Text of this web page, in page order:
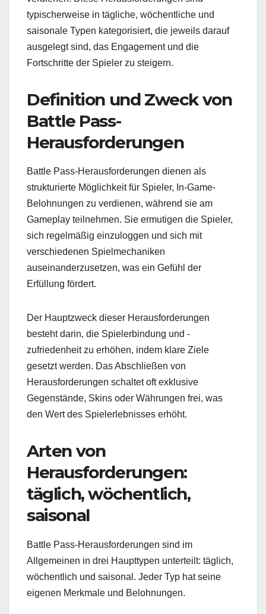
typischerweise in tägliche, wöchentliche und
saisonale Typen kategorisiert, die jeweils darauf
ausgelegt sind, das Engagement und die
Fortschritte der Spieler zu steigern.
Definition und Zweck von
Battle Pass-
Herausforderungen
Battle Pass-Herausforderungen dienen als
strukturierte Möglichkeit für Spieler, In-Game-
Belohnungen zu verdienen, während sie am
Gameplay teilnehmen. Sie ermutigen die Spieler,
sich regelmäßig einzuloggen und sich mit
verschiedenen Spielmechaniken
auseinanderzusetzen, was ein Gefühl der
Erfüllung fördert.
Der Hauptzweck dieser Herausforderungen
besteht darin, die Spielerbindung und -
zufriedenheit zu erhöhen, indem klare Ziele
gesetzt werden. Das Abschließen von
Herausforderungen schaltet oft exklusive
Gegenstände, Skins oder Währungen frei, was
den Wert des Spielerlebnisses erhöht.
Arten von
Herausforderungen:
täglich, wöchentlich,
saisonal
Battle Pass-Herausforderungen sind im
Allgemeinen in drei Haupttypen unterteilt: täglich,
wöchentlich und saisonal. Jeder Typ hat seine
eigenen Merkmale und Belohnungen.